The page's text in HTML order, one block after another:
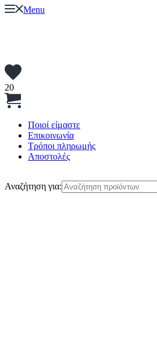
Menu
20
Ποιοί είμαστε
Επικοινωνία
Τρόποι πληρωμής
Αποστολές
Αναζήτηση για: